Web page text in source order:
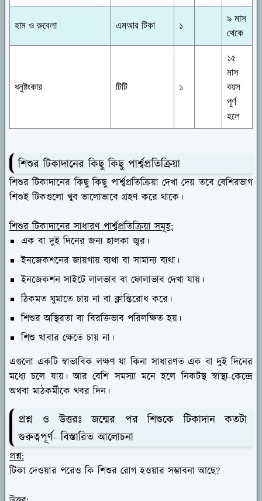
হাম ও রুবেলা এমআর টিকা ১
৯ মাস
থেকে
ধনুষ্টংকার টিটি ১
১৫
মাস
বয়স
পূর্ণ
হলে
শিশুর টিকাদানের কিছু কিছু পার্শ্বপ্রতিক্রিয়া
শিশুর টিকাদানের কিছু কিছু পার্শ্বপ্রতিক্রিয়া দেখা দেয় তবে বেশিরভাগ
শিশুই টিকগুলো খুব ভালোভাবে গ্রহণ করে থাকে।
শিশুর টিকাদানের সাধারণ পার্শ্বপ্রতিক্রিয়া সমূহ:
এক বা দুই দিনের জন্য হালকা জ্বর।
ইনজেকশনের জায়গায় ব্যথা বা সামান্য ব্যথা।
ইনজেকশন সাইটে লালভাব বা ফোলাভাব দেখা যায়।
ঠিকমত ঘুমাতে চায় না বা ক্লান্তিরোধ করে।
শিশুর অস্থিরতা বা বিরক্তিভাব পরিলক্ষিত হয়।
শিশু খাবার ক্ষেতে চায় না।
এগুলো একটি স্বাভাবিক লক্ষণ যা কিনা সাধারণত এক বা দুই দিনের
মধ্যে চলে যায়। আর বেশি সমস্যা মনে হলে নিকটস্থ স্বাস্থ্য-কেন্দ্রে
অথবা মাঠকর্মীকে খবর দিন।
প্রশ্ন ও উত্তরঃ জন্মের পর শিশুকে টিকাদান কতটা
গুরুত্বপূর্ণ- বিস্তারিত আলোচনা
প্রশ্ন:
টিকা দেওয়ার পরেও কি শিশুর রোগ হওয়ার সম্ভাবনা আছে?